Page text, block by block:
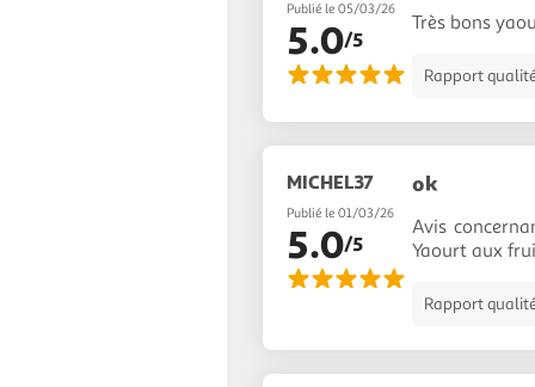
Publié le 05/03/26
5.0/5
Très bons
Rapport
MICHEL37
Publié le 01/03/26
5.0/5
ok
Avis
Yaourt aux
Rapport